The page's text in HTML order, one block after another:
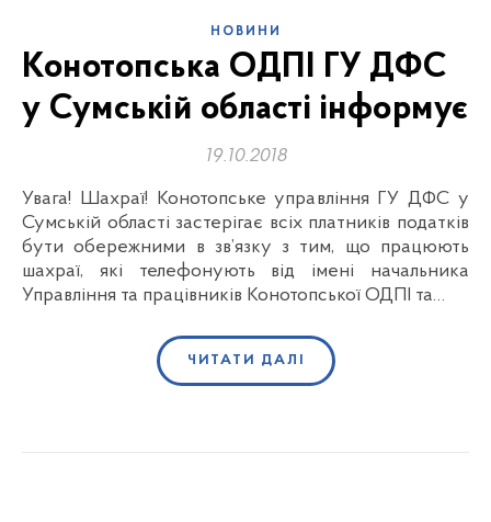
НОВИНИ
Конотопська ОДПІ ГУ ДФС
у Сумській області інформує
19.10.2018
Увага! Шахраї! Конотопське управління ГУ ДФС у
Сумській області застерігає всіх платників податків
бути обережними в зв’язку з тим, що працюють
шахраї, які телефонують від імені начальника
Управління та працівників Конотопської ОДПІ та…
ЧИТАТИ ДАЛІ